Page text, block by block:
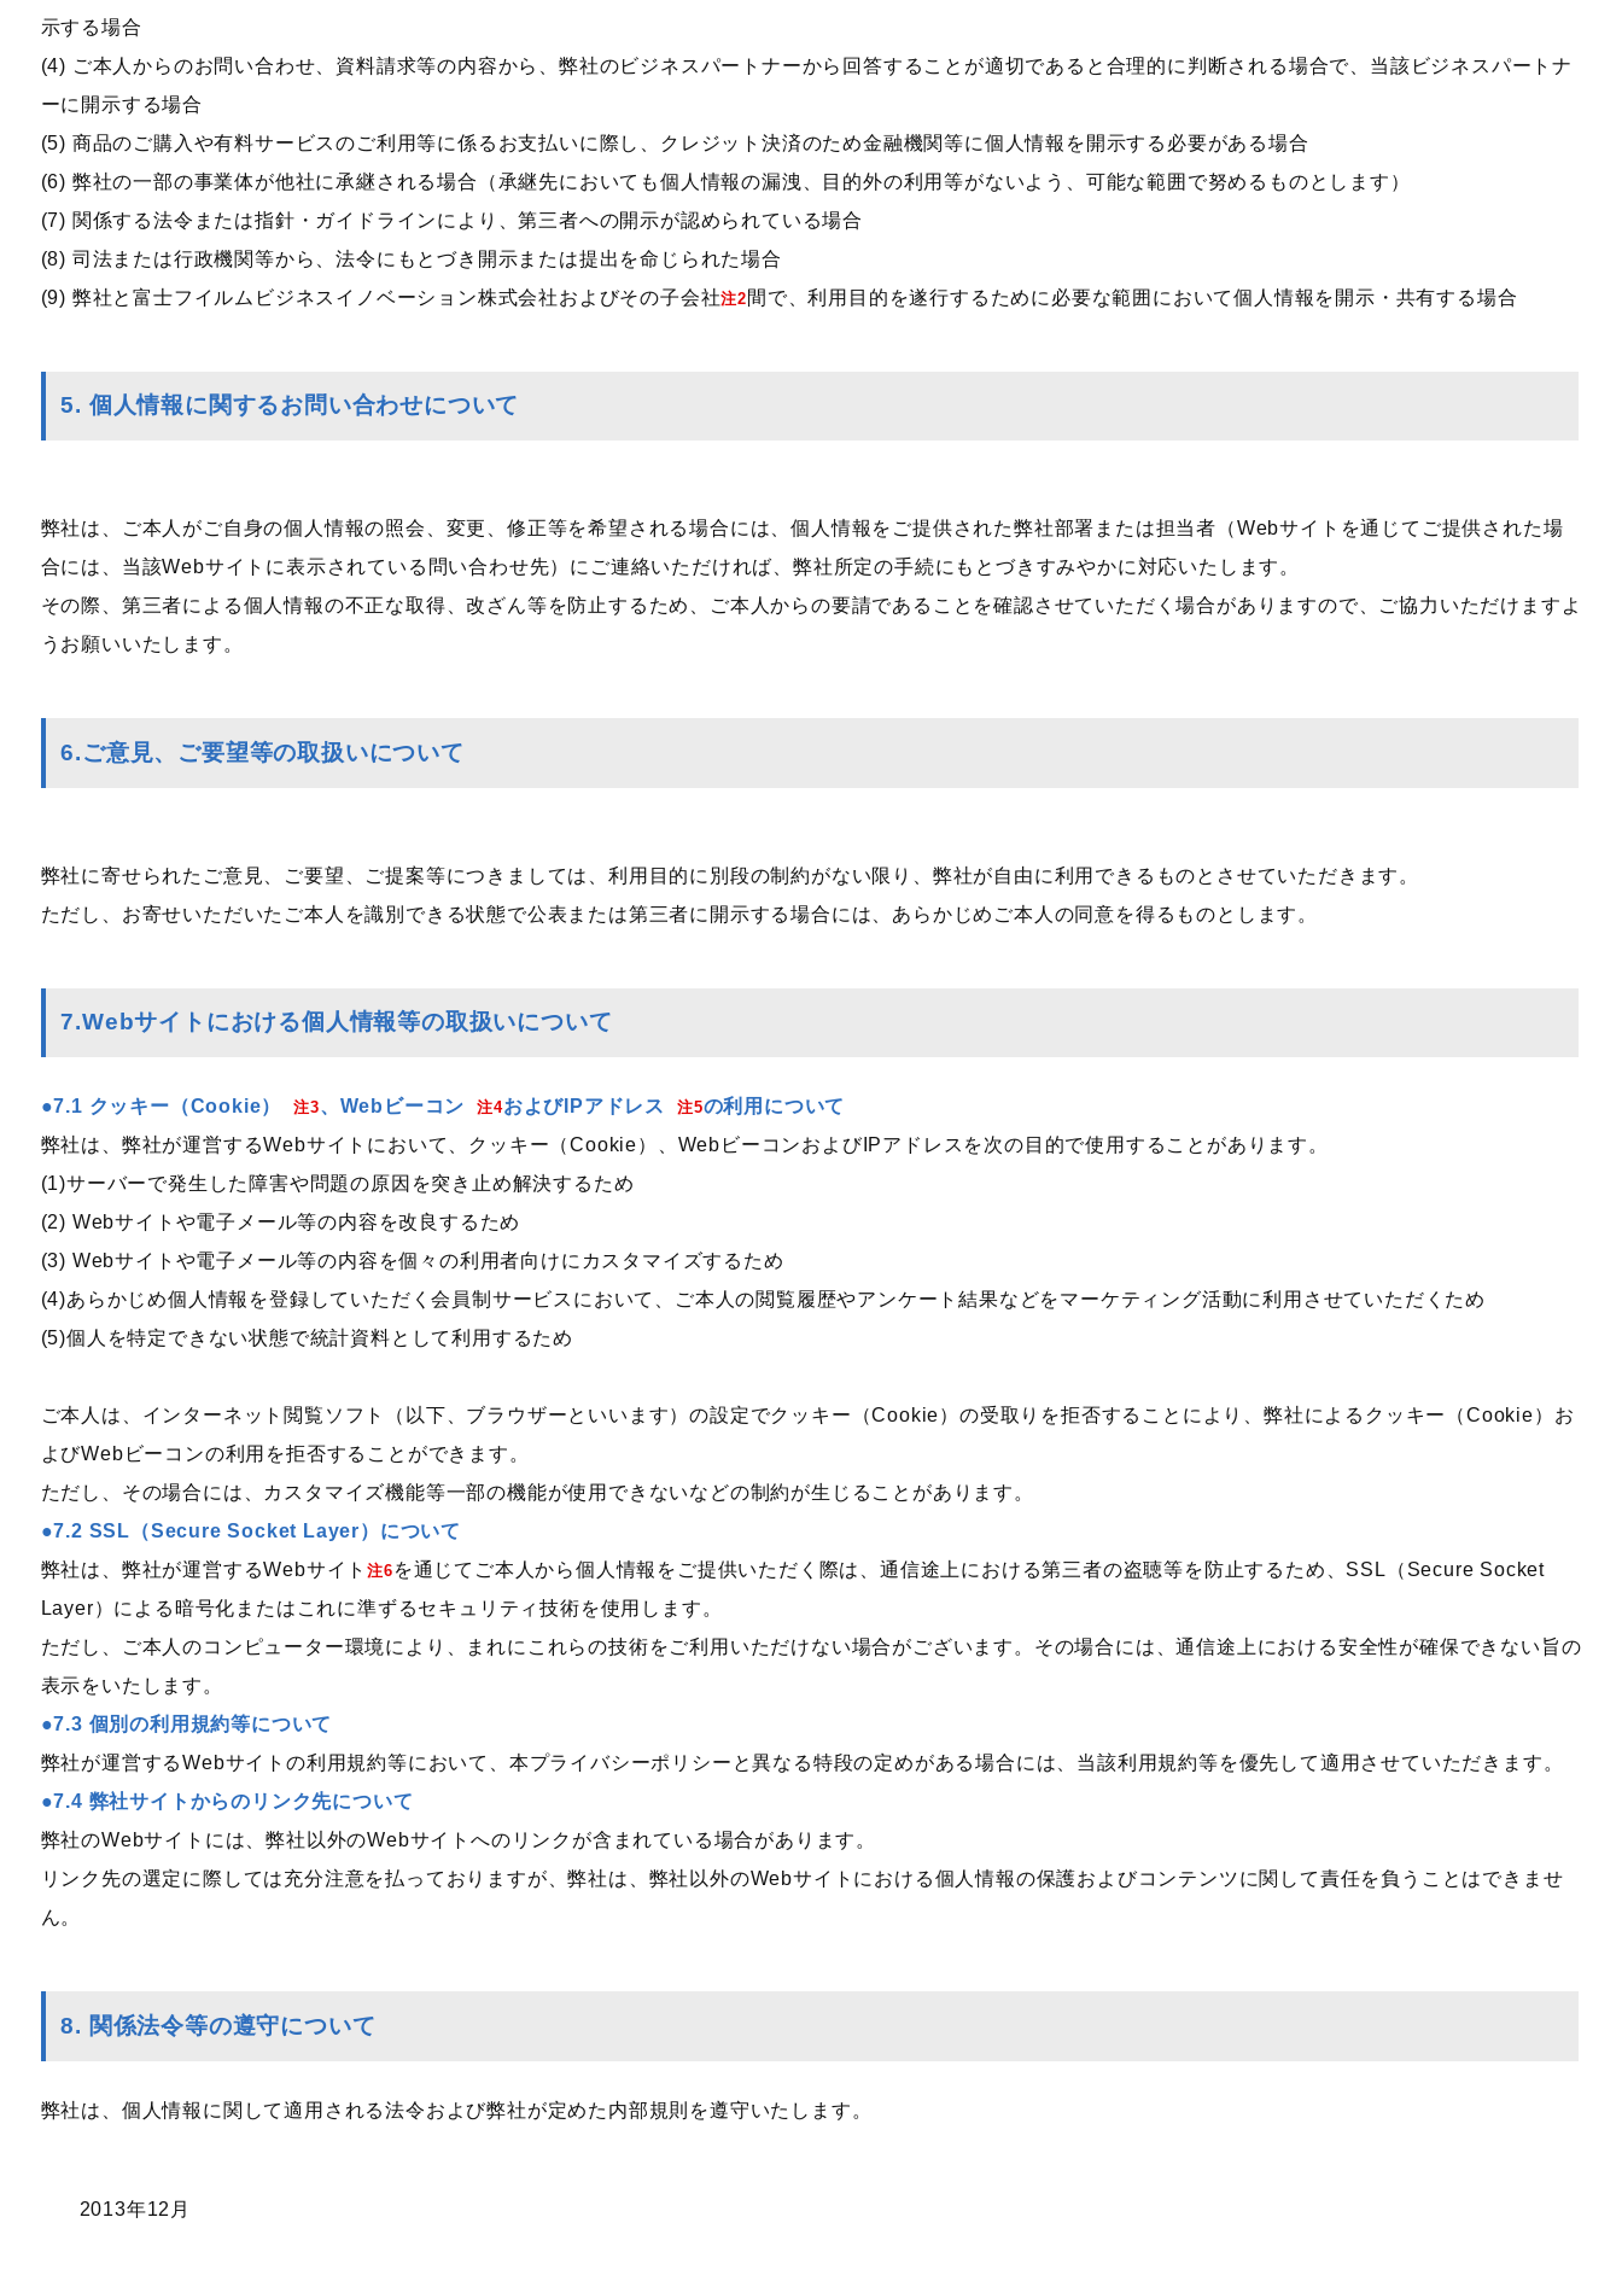
示する場合
(4) ご本人からのお問い合わせ、資料請求等の内容から、弊社のビジネスパートナーから回答することが適切であると合理的に判断される場合で、当該ビジネスパートナ
ーに開示する場合
(5) 商品のご購入や有料サービスのご利用等に係るお支払いに際し、クレジット決済のため金融機関等に個人情報を開示する必要がある場合
(6) 弊社の一部の事業体が他社に承継される場合（承継先においても個人情報の漏洩、目的外の利用等がないよう、可能な範囲で努めるものとします）
(7) 関係する法令または指針・ガイドラインにより、第三者への開示が認められている場合
(8) 司法または行政機関等から、法令にもとづき開示または提出を命じられた場合
(9) 弊社と富士フイルムビジネスイノベーション株式会社およびその子会社注2 間で、利用目的を遂行するために必要な範囲において個人情報を開示・共有する場合
5. 個人情報に関するお問い合わせについて
弊社は、ご本人がご自身の個人情報の照会、変更、修正等を希望される場合には、個人情報をご提供された弊社部署または担当者（Webサイトを通じてご提供された場
合には、当該Webサイトに表示されている問い合わせ先）にご連絡いただければ、弊社所定の手続にもとづきすみやかに対応いたします。
その際、第三者による個人情報の不正な取得、改ざん等を防止するため、ご本人からの要請であることを確認させていただく場合がありますので、ご協力いただけますよ
うお願いいたします。
6.ご意見、ご要望等の取扱いについて
弊社に寄せられたご意見、ご要望、ご提案等につきましては、利用目的に別段の制約がない限り、弊社が自由に利用できるものとさせていただきます。
ただし、お寄せいただいたご本人を識別できる状態で公表または第三者に開示する場合には、あらかじめご本人の同意を得るものとします。
7.Webサイトにおける個人情報等の取扱いについて
7.1 クッキー（Cookie） 注3、Webビーコン 注4およびIPアドレス 注5の利用について
弊社は、弊社が運営するWebサイトにおいて、クッキー（Cookie）、WebビーコンおよびIPアドレスを次の目的で使用することがあります。
(1)サーバーで発生した障害や問題の原因を突き止め解決するため
(2) Webサイトや電子メール等の内容を改良するため
(3) Webサイトや電子メール等の内容を個々の利用者向けにカスタマイズするため
(4)あらかじめ個人情報を登録していただく会員制サービスにおいて、ご本人の閲覧履歴やアンケート結果などをマーケティング活動に利用させていただくため
(5)個人を特定できない状態で統計資料として利用するため
ご本人は、インターネット閲覧ソフト（以下、ブラウザーといいます）の設定でクッキー（Cookie）の受取りを拒否することにより、弊社によるクッキー（Cookie）お
よびWebビーコンの利用を拒否することができます。
ただし、その場合には、カスタマイズ機能等一部の機能が使用できないなどの制約が生じることがあります。
7.2 SSL（Secure Socket Layer）について
弊社は、弊社が運営するWebサイト注6 を通じてご本人から個人情報をご提供いただく際は、通信途上における第三者の盗聴等を防止するため、SSL（Secure Socket
Layer）による暗号化またはこれに準ずるセキュリティ技術を使用します。
ただし、ご本人のコンピューター環境により、まれにこれらの技術をご利用いただけない場合がございます。その場合には、通信途上における安全性が確保できない旨の
表示をいたします。
7.3 個別の利用規約等について
弊社が運営するWebサイトの利用規約等において、本プライバシーポリシーと異なる特段の定めがある場合には、当該利用規約等を優先して適用させていただきます。
7.4 弊社サイトからのリンク先について
弊社のWebサイトには、弊社以外のWebサイトへのリンクが含まれている場合があります。
リンク先の選定に際しては充分注意を払っておりますが、弊社は、弊社以外のWebサイトにおける個人情報の保護およびコンテンツに関して責任を負うことはできませ
ん。
8. 関係法令等の遵守について
弊社は、個人情報に関して適用される法令および弊社が定めた内部規則を遵守いたします。
2013年12月